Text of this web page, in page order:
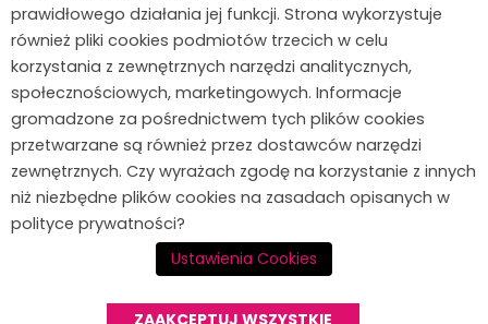
Formularz odstąpienia od umowy
Chcesz wiedzieć więcej?
Napisz do mnie!
kontakt@agnieszkawegiel.pl
664 687 026
F I
s
© 2026 Agnieszka Węgiel
prawidłowego działania jej funkcji. Strona wykorzystuje
również pliki cookies podmiotów trzecich w celu
korzystania z zewnętrznych narzędzi analitycznych,
społecznościowych, marketingowych. Informacje
gromadzone za pośrednictwem tych plików cookies
przetwarzane są również przez dostawców narzędzi
zewnętrznych. Czy wyrażach zgodę na korzystanie z innych
niż niezbędne plików cookies na zasadach opisanych w
polityce prywatności?
Ustawienia Cookies
ZAAKCEPTUJ WSZYSTKIE